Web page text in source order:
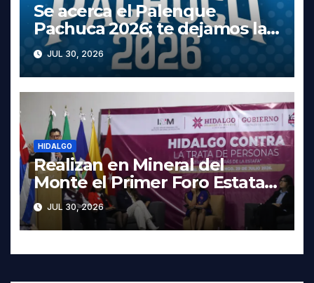
Se acerca el Palenque
Pachuca 2026; te dejamos la
cartelera completa, las fechas
y los precios
JUL 30, 2026
HIDALGO
Realizan en Mineral del
Monte el Primer Foro Estatal
contra la Trata de Personas
JUL 30, 2026